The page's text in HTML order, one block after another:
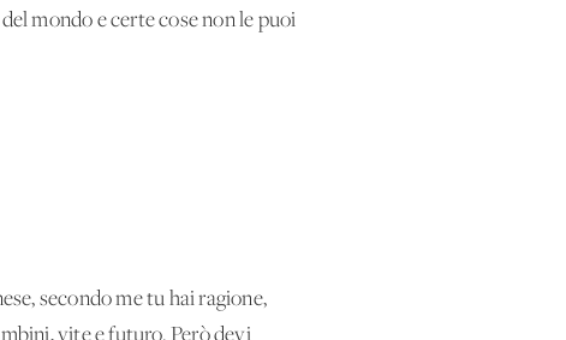
mondo e certe cose non le puoi
secondo me tu hai ragione,